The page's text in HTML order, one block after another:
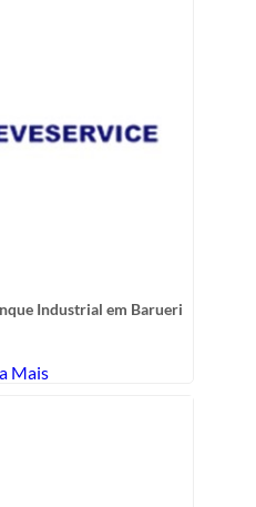
Industrial em Barueri
Mais